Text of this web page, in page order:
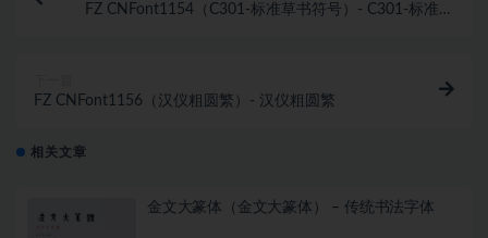
FZ CNFont1154（C301-标准草书符号）- C301-标准草
FZ CNFont1156（汉仪粗圆繁）- 汉仪粗圆繁
相关文章
金文大篆体（金文大篆体） – 传统书法字体